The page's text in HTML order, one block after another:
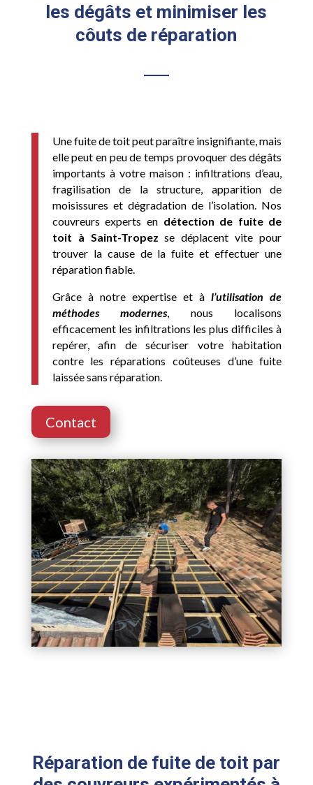
les dégâts et minimiser les
côuts de réparation
Une fuite de toit peut paraître insignifiante, mais
elle peut en peu de temps provoquer des dégâts
importants à votre maison : infiltrations d’eau,
fragilisation de la structure, apparition de
moisissures et dégradation de l’isolation. Nos
couvreurs experts en détection de fuite de
toit à Saint-Tropez se déplacent vite pour
trouver la cause de la fuite et effectuer une
réparation fiable.
Grâce à notre expertise et àl’utilisation de
méthodes modernes, nous localisons
efficacement les infiltrations les plus difficiles à
repérer, afin de sécuriser votre habitation
contre les réparations coûteuses d’une fuite
laissée sans réparation.
Contact
Réparation de fuite de toit par